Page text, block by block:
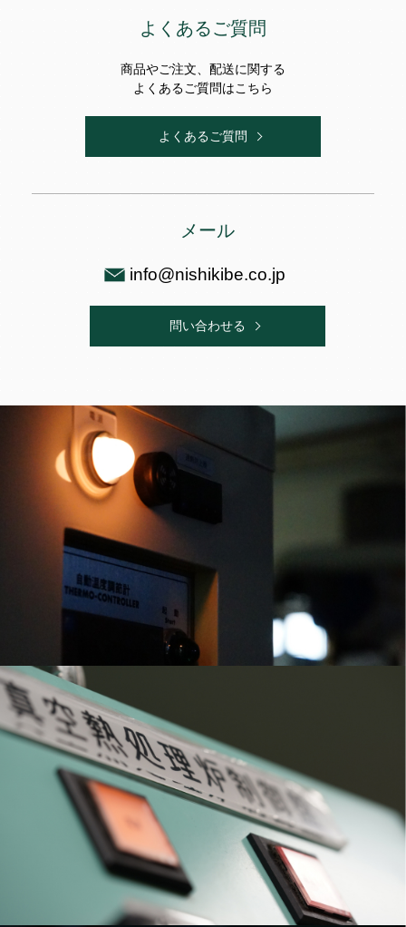
よくあるご質問
商品やご注文、配送に関する
よくあるご質問はこちら
よくあるご質問
メール
info@nishikibe.co.jp
問い合わせる